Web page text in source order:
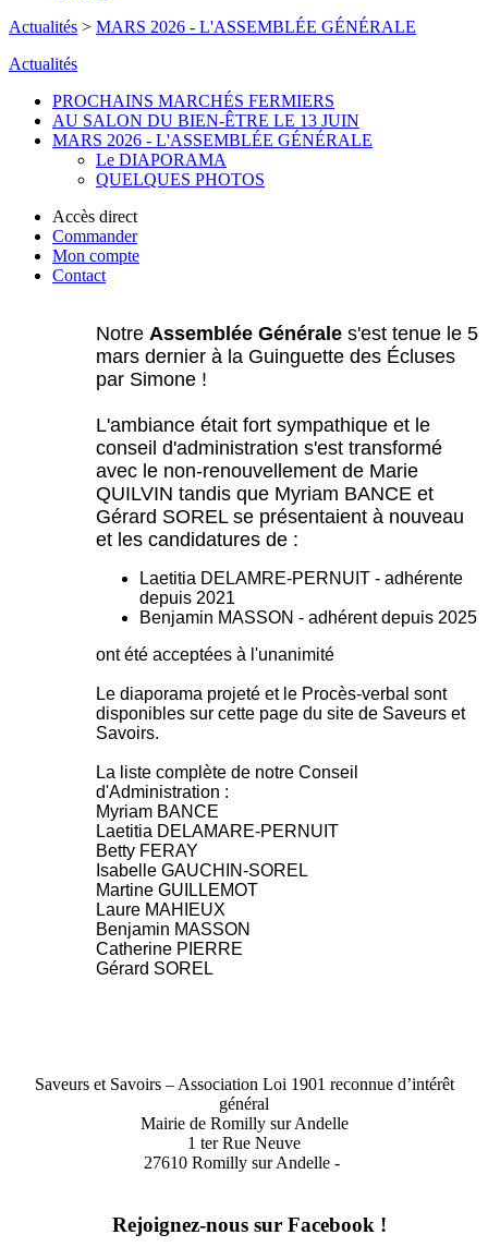
Actualités > MARS 2026 - L'ASSEMBLÉE GÉNÉRALE
Actualités
PROCHAINS MARCHÉS FERMIERS
AU SALON DU BIEN-ÊTRE LE 13 JUIN
MARS 2026 - L'ASSEMBLÉE GÉNÉRALE
Le DIAPORAMA
QUELQUES PHOTOS
Accès direct
Commander
Mon compte
Contact
Notre Assemblée Générale s'est tenue le 5
mars dernier à la Guinguette des Écluses
par Simone !
L'ambiance était fort sympathique et le
conseil d'administration s'est transformé
avec le non-renouvellement de Marie
QUILVIN tandis que Myriam BANCE et
Gérard SOREL se présentaient à nouveau
et les candidatures de :
Laetitia DELAMRE-PERNUIT - adhérente
depuis 2021
Benjamin MASSON - adhérent depuis 2025
ont été acceptées à l'unanimité
Le diaporama projeté et le Procès-verbal sont
disponibles sur cette page du site de Saveurs et
Savoirs.
La liste complète de notre Conseil
d'Administration :
Myriam BANCE
Laetitia DELAMARE-PERNUIT
Betty FERAY
Isabelle GAUCHIN-SOREL
Martine GUILLEMOT
Laure MAHIEUX
Benjamin MASSON
Catherine PIERRE
Gérard SOREL
Saveurs et Savoirs – Association Loi 1901 reconnue d’intérêt
général
Mairie de Romilly sur Andelle
1 ter Rue Neuve
27610 Romilly sur Andelle -
Rejoignez-nous sur Facebook !